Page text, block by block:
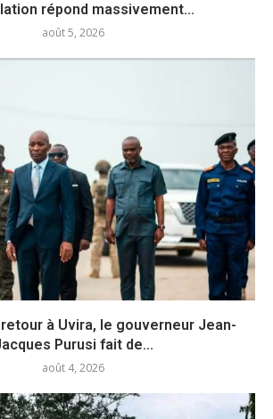
répond massivement...
août 5, 2026
à Uvira, le gouverneur Jean-
Purusi fait de...
août 4, 2026